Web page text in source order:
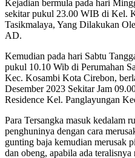
Kejadian bermula pada hari
sekitar pukul 23.00 WIB di Kel.
Tasikmalaya, Yang Dilakukan
AD.
Kemudian pada hari Sabtu
pukul 10.10 Wib di Perumahan
Kec. Kosambi Kota Cirebon,
Desember 2023 Sekitar Jam
Residence Kel. Panglayungan
Para Tersangka masuk kedalam
penghuninya dengan cara
gunting baja kemudian merusak
dan obeng, apabila ada